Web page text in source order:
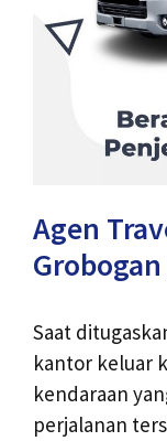
Agen
Grobogan
Saat
kantor keluar
kendaraan
perjalanan